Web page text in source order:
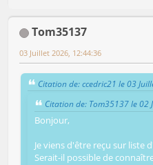
Tom35137
03 Juillet 2026, 12:44:36
Citation de: ccedric21 le 03
Citation de: Tom35137 le 02
Bonjour,
Je viens d'être reçu sur liste
Serait-il possible de